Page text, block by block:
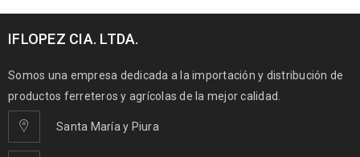
IFLOPEZ CIA. LTDA.
Somos una empresa dedicada a la importación y distribución de
productos ferreteros y agrícolas de la mejor calidad.
Santa María y Piura